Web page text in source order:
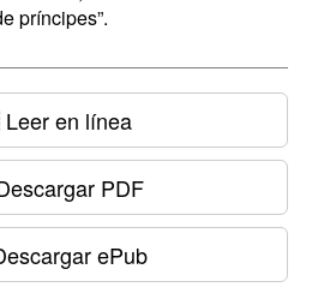
príncipes”.
Leer en línea
PDF
ePub